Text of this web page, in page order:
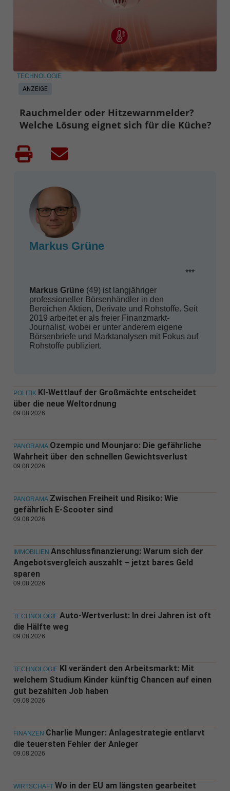
ANZEIGE
TECHNOLOGIE
Rauchmelder oder Hitzewarnmelder?
Welche Lösung eignet sich für die Küche?
Markus Grüne
***
Markus Grüne(49) ist langjähriger
professioneller Börsenhändler in den
Bereichen Aktien, Derivate und Rohstoffe. Seit
2019 arbeitet er als freier Finanzmarkt-
Journalist, wobei er unter anderem eigene
Börsenbriefe und Marktanalysen mit Fokus auf
Rohstoffe publiziert.
POLITIK KI-Wettlauf der Großmächte entscheidet
über die neue Weltordnung
09.08.2026
PANORAMA Ozempic und Mounjaro: Die gefährliche
Wahrheit über den schnellen Gewichtsverlust
09.08.2026
PANORAMA Zwischen Freiheit und Risiko: Wie
gefährlich E-Scooter sind
09.08.2026
IMMOBILIEN Anschlussfinanzierung: Warum sich der
Angebotsvergleich auszahlt – jetzt bares Geld
sparen
09.08.2026
TECHNOLOGIE Auto-Wertverlust: In drei Jahren ist oft
die Hälfte weg
09.08.2026
TECHNOLOGIE KI verändert den Arbeitsmarkt: Mit
welchem Studium Kinder künftig Chancen auf einen
gut bezahlten Job haben
09.08.2026
FINANZEN Charlie Munger: Anlagestrategie entlarvt
die teuersten Fehler der Anleger
09.08.2026
WIRTSCHAFT Wo in der EU am längsten gearbeitet